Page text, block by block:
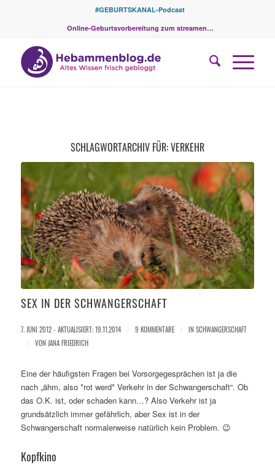
#GEBURTSKANAL-Podcast
Online-Geburtsvorbereitung zum streamen…
SCHLAGWORTARCHIV FÜR:VERKEHR
SEX IN DER SCHWANGERSCHAFT
7. JUNI 2012 - AKTUALISIERT: 19.11.2014 / 9 KOMMENTARE / IN SCHWANGERSCHAFT
/
VON JANA FRIEDRICH
Eine der häufigsten Fragen bei Vorsorgegesprächen ist ja die
nach „ähm, also *rot werd* Verkehr in der Schwangerschaft“. Ob
das O.K. ist, oder schaden kann…? Also Verkehr ist ja
grundsätzlich immer gefährlich, aber Sex ist in der
Schwangerschaft normalerweise natürlich kein Problem. 😉
Kopfkino